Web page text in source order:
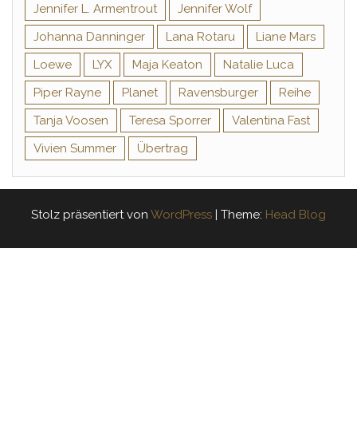
Jennifer L. Armentrout
Jennifer Wolf
Johanna Danninger
Lana Rotaru
Liane Mars
Loewe
LYX Maja Keaton
Natalie Luca
Piper Rayne
Planet Ravensburger
Reihe
Tanja Voosen
Teresa Sporrer
Valentina Fast
Vivien Summer
Übertrag
Stolz präsentiert von WordPress | Theme: Head Blog